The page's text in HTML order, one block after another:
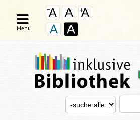
Search for
Menu